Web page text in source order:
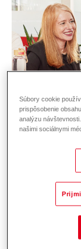
Zur
suchen wir
Als
Súbory cookie
prispôsobenie
analýzu
našimi sociálnymi